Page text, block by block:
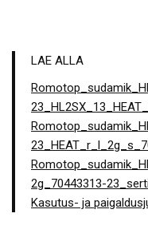
LAE ALLA
2g_70443313-
Kasutus- ja